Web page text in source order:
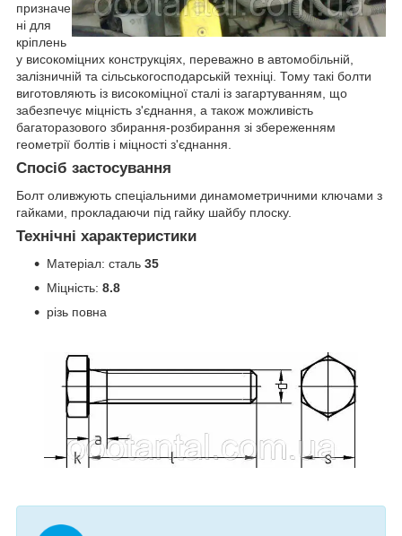
призначе
ні для
кріплень
у високоміцних конструкціях, переважно в автомобільній,
залізничній та сільськогосподарській техніці. Тому такі болти
виготовляють із високоміцної сталі із загартуванням, що
забезпечує міцність з'єднання, а також можливість
багаторазового збирання-розбирання зі збереженням
геометрії болтів і міцності з'єднання.
Спосіб застосування
Болт оливжують спеціальними динамометричними ключами з
гайками, прокладаючи під гайку шайбу плоску.
Технічні характеристики
Матеріал: сталь 35
Міцність: 8.8
різь повна